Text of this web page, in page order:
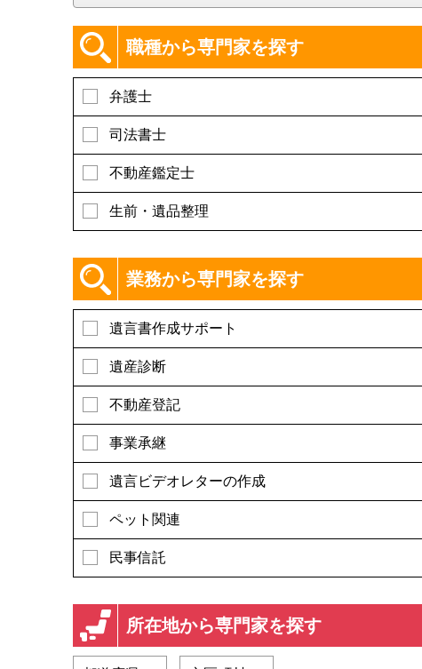
職種から専門家を探す
弁護士
司法書士
不動産鑑定士
生前・遺品整理
業務から専門家を探す
遺言書作成サポート
遺産診断
不動産登記
事業承継
遺言ビデオレターの作成
ペット関連
民事信託
所在地から専門家を探す